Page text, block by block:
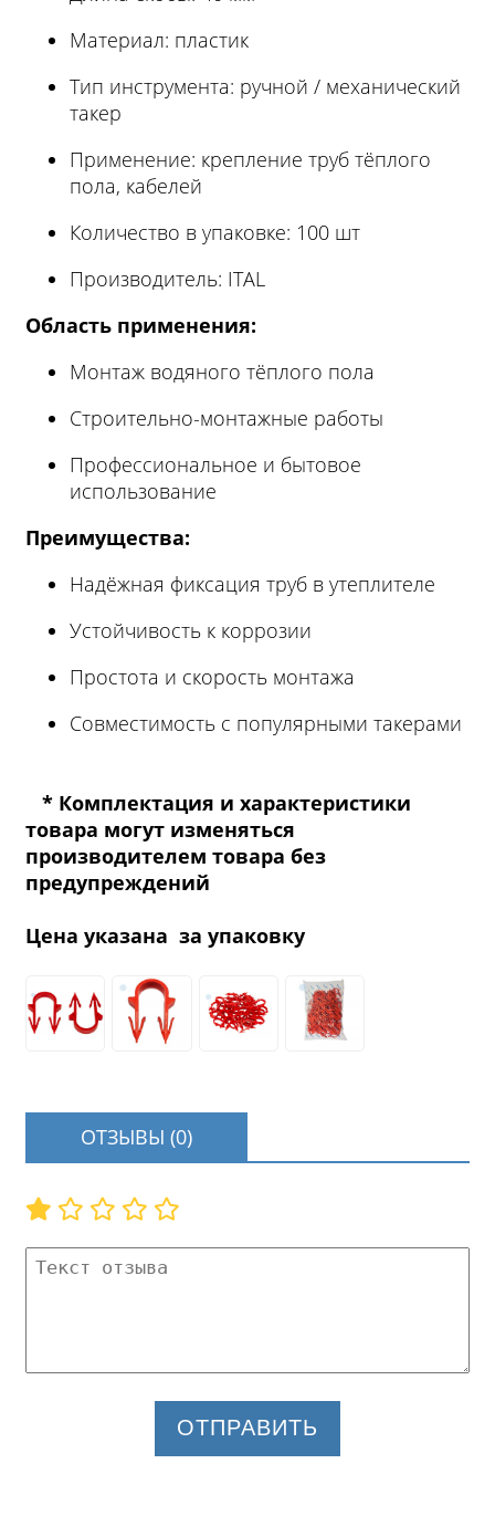
Материал: пластик
Тип инструмента: ручной / механический
такер
Применение: крепление труб тёплого
пола, кабелей
Количество в упаковке: 100 шт
Производитель: ITAL
Область применения:
Монтаж водяного тёплого пола
Строительно-монтажные работы
Профессиональное и бытовое
использование
Преимущества:
Надёжная фиксация труб в утеплителе
Устойчивость к коррозии
Простота и скорость монтажа
Совместимость с популярными такерами
* Комплектация и характеристики
товара могут изменяться
производителем товара без
предупреждений
Цена указана за упаковку
ОТЗЫВЫ (0)
ОТПРАВИТЬ